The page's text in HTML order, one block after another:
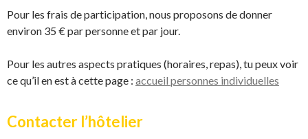
Pour les frais de participation, nous proposons de donner
environ 35 € par personne et par jour.
Pour les autres aspects pratiques (horaires, repas), tu peux voir
ce qu’il en est à cette page : accueil personnes individuelles
Contacter l’hôtelier